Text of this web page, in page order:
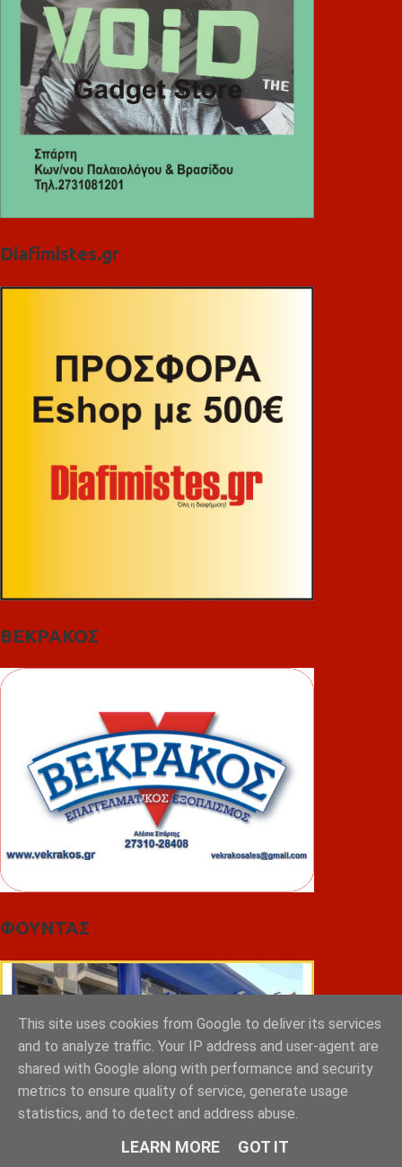
Diafimistes.gr
ΒΕΚΡΑΚΟΣ
ΦΟΥΝΤΑΣ
This site uses cookies from Google to deliver its services
and to analyze traffic. Your IP address and user-agent are
shared with Google along with performance and security
metrics to ensure quality of service, generate usage
statistics, and to detect and address abuse.
LEARN MORE GOT IT